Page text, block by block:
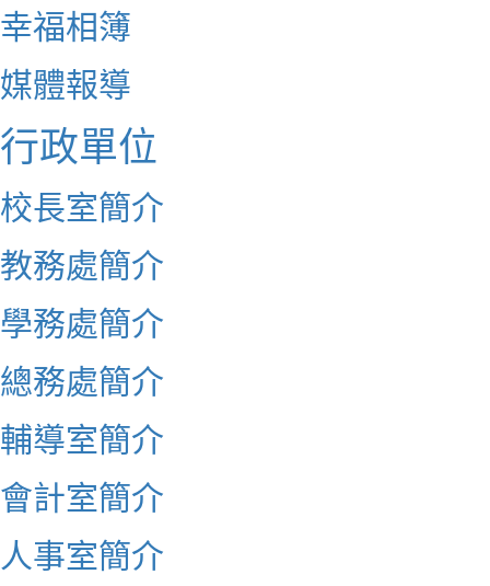
幸福相簿
媒體報導
行政單位
校長室簡介
教務處簡介
學務處簡介
總務處簡介
輔導室簡介
會計室簡介
人事室簡介